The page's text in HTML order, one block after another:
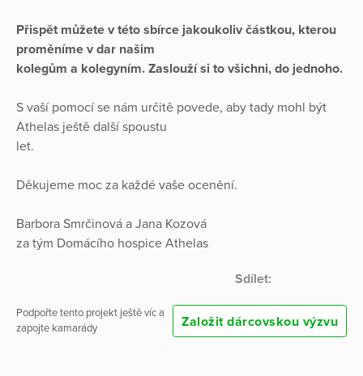
Přispět můžete v této sbírce jakoukoliv částkou, kterou
proměníme v dar našim
kolegům a kolegyním. Zaslouží si to všichni, do jednoho.
S vaší pomocí se nám určitě povede, aby tady mohl být
Athelas ještě další spoustu
let.
Děkujeme moc za každé vaše ocenění.
Barbora Smrčinová a Jana Kozová
za tým Domácího hospice Athelas
Sdílet:
Podpořte tento projekt ještě víc a
zapojte kamarády
Založit dárcovskou výzvu